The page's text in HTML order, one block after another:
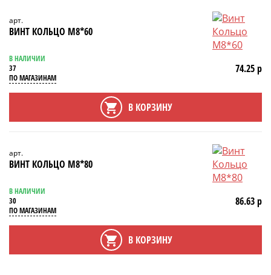
арт.
ВИНТ КОЛЬЦО М8*60
В НАЛИЧИИ
37
ПО МАГАЗИНАМ
74.25 р
В КОРЗИНУ
арт.
ВИНТ КОЛЬЦО М8*80
В НАЛИЧИИ
30
ПО МАГАЗИНАМ
86.63 р
В КОРЗИНУ